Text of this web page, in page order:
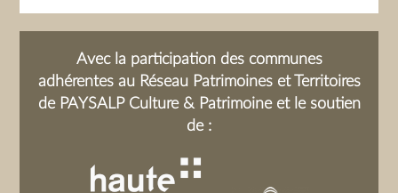
Avec la participation des communes
adhérentes au Réseau Patrimoines et Territoires
de PAYSALP Culture & Patrimoine et le soutien
de :